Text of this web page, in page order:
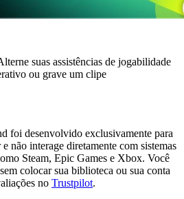
suas assistências de jogabilidade
ou grave um clipe
foi desenvolvido exclusivamente para
não interage diretamente com sistemas
Steam, Epic Games e Xbox. Você
colocar sua biblioteca ou sua conta
no Trustpilot.